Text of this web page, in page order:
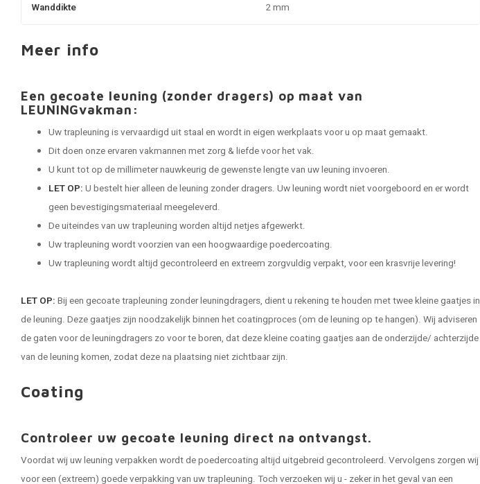
Wanddikte 2 mm
Meer info
Een gecoate leuning (zonder dragers) op maat van
LEUNINGvakman:
Uw trapleuning is vervaardigd uit staal en wordt in eigen werkplaats voor u op maat gemaakt.
Dit doen onze ervaren vakmannen met zorg & liefde voor het vak.
U kunt tot op de millimeter nauwkeurig de gewenste lengte van uw leuning invoeren.
LET OP: U bestelt hier alleen de leuning zonder dragers. Uw leuning wordt niet voorgeboord en er wordt
geen bevestigingsmateriaal meegeleverd.
De uiteindes van uw trapleuning worden altijd netjes afgewerkt.
Uw trapleuning wordt voorzien van een hoogwaardige poedercoating.
Uw trapleuning wordt altijd gecontroleerd en extreem zorgvuldig verpakt, voor een krasvrije levering!
LET OP: Bij een gecoate trapleuning zonder leuningdragers, dient u rekening te houden met twee kleine gaatjes in
de leuning. Deze gaatjes zijn noodzakelijk binnen het coatingproces (om de leuning op te hangen). Wij adviseren
de gaten voor de leuningdragers zo voor te boren, dat deze kleine coating gaatjes aan de onderzijde/ achterzijde
van de leuning komen, zodat deze na plaatsing niet zichtbaar zijn.
Coating
Controleer uw gecoate leuning direct na ontvangst.
Voordat wij uw leuning verpakken wordt de poedercoating altijd uitgebreid gecontroleerd. Vervolgens zorgen wij
voor een (extreem) goede verpakking van uw trapleuning. Toch verzoeken wij u - zeker in het geval van een